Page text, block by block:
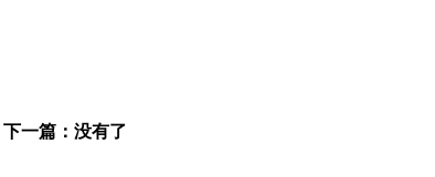
下一篇：没有了